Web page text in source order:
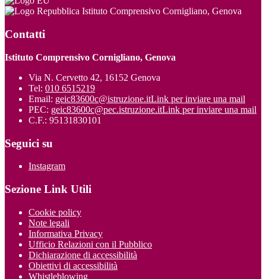
Istituto Comprensivo Cornigliano, Genova
Contatti
Istituto Comprensivo Cornigliano, Genova
Via N. Cervetto 42, 16152 Genova
Tel: 010 6515219
Email: geic83600c@istruzione.itLink per inviare una mail
PEC: geic83600c@pec.istruzione.itLink per inviare una mail
C.F.: 95131830101
Seguici su
Instagram
Sezione Link Utili
Cookie policy
Note legali
Informativa Privacy
Ufficio Relazioni con il Pubblico
Dichiarazione di accessibilità
Obiettivi di accessibilità
Whistleblowing